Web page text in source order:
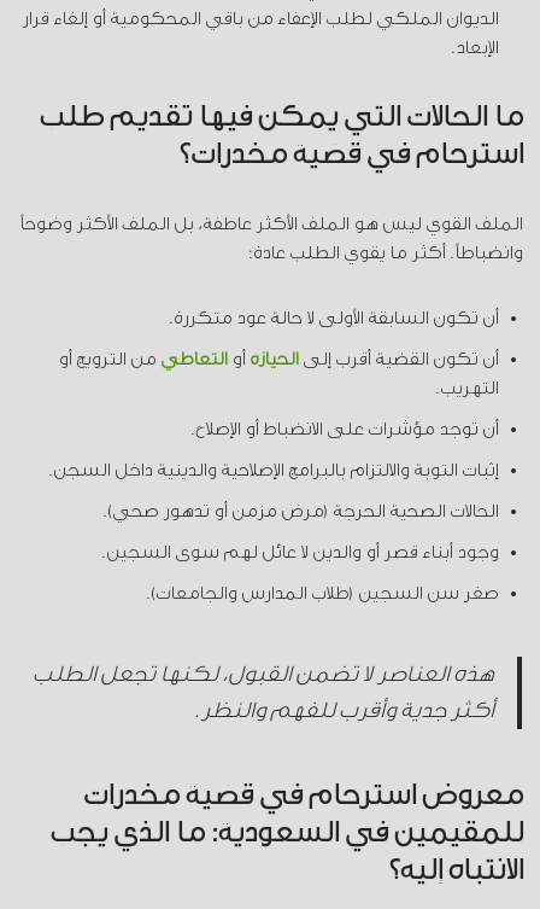
الديوان الملكي لطلب الإعفاء من باقي المحكومية أو إلغاء قرار
الإبعاد.
ما الحالات التي يمكن فيها تقديم طلب
استرحام في قضية مخدرات؟
الملف القوي ليس هو الملف الأكثر عاطفة، بل الملف الأكثر وضوحاً
وانضباطاً. أكثر ما يقوي الطلب عادة:
أن تكون السابقة الأولى لا حالة عود متكررة.
أن تكون القضية أقرب إلى الحيازة أو التعاطي من الترويج أو
التهريب.
أن توجد مؤشرات على الانضباط أو الإصلاح.
إثبات التوبة والالتزام بالبرامج الإصلاحية والدينية داخل السجن.
الحالات الصحية الحرجة (مرض مزمن أو تدهور صحي).
وجود أبناء قصر أو والدين لا عائل لهم سوى السجين.
صغر سن السجين (طلاب المدارس والجامعات).
هذه العناصر لا تضمن القبول، لكنها تجعل الطلب
أكثر جدية وأقرب للفهم والنظر.
معروض استرحام في قضية مخدرات
للمقيمين في السعودية: ما الذي يجب
الانتباه إليه؟